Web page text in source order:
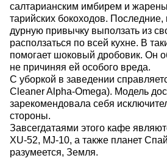
салтарианским имбирем и
тарийских бокоходов. Последние,
дурную привычку выползать из
расползаться по всей кухне. В
помогает шоковый дробовик. Он
не причиняя ей особого вреда.
С уборкой в заведении
Cleaner Alpha-Omega). Модель
зарекомендовала себя
стороны.
Завсегдатаями этого кафе
XU-52, MJ-10, а также планет
разумеется, Земля.